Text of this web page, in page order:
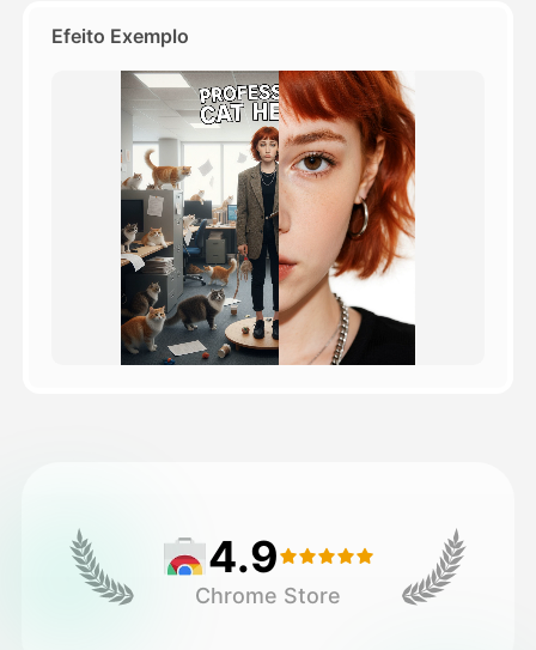
Efeito Exemplo
4.9
Chrome Store